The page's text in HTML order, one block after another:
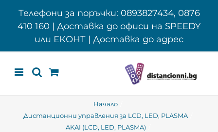
Телефони за поръчки: 0893827434, 0876
410 160 | Доставка до офиси на SPEEDY
или ЕКОНТ | Доставка до адрес
Начало
Дистанционни управления за LCD, LED, PLASMA
AKAI (LCD, LED, PLASMA)